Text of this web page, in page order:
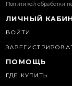
Политикой обработки
ЛИЧНЫЙ
ВОЙТИ
ПОМОЩЬ
ГДЕ КУПИТЬ